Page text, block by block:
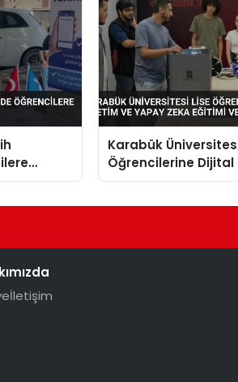
Karabük
Öğrencilerine Dijital
Yapay Zeka Eğitimi
İletişim